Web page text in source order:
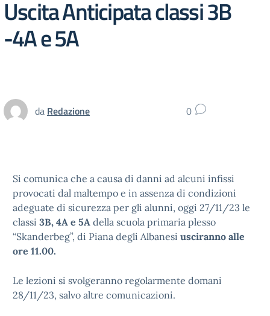
Uscita Anticipata classi 3B
-4A e 5A
da Redazione 0
Si comunica che a causa di danni ad alcuni infissi
provocati dal maltempo e in assenza di condizioni
adeguate di sicurezza per gli alunni, oggi 27/11/23 le
classi 3B, 4A e 5A della scuola primaria plesso
“Skanderbeg”, di Piana degli Albanesi usciranno alle
ore 11.00.
Le lezioni si svolgeranno regolarmente domani
28/11/23, salvo altre comunicazioni.